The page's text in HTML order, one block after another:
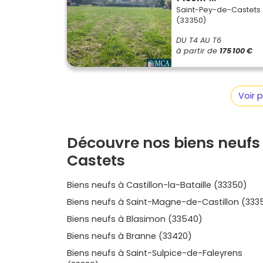
les avantages de chaque résidence,
quelles configurations répondent le mieux à
familial, de la maison compacte à la maison
fiches, de regarder les plans et d’identifier le
secteurs résidentiels proches de Branne ou
vue dégagée ou un jardin prêt à recevoir ta
t’offre le combo tranquillité,
encore entre maison et appartement, fais
et de celles en cours de commercialisation :
premier achat réussi, avec la souplesse de
deux pas de Saint-Émilion et à portée de
Saint-Pey-de-Castets
(33350)
DU T4 AU T6
à partir de 175 100 €
Voir
Découvre nos biens
Castets
Biens neufs à Castillon-la-Bataille (33350)
Biens neufs à Saint-Magne-de-Castillon
Biens neufs à Blasimon (33540)
Biens neufs à Branne (33420)
Biens neufs à Saint-Sulpice-de-Faleyrens